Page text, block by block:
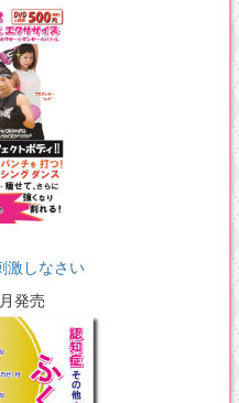
激しなさい
発売